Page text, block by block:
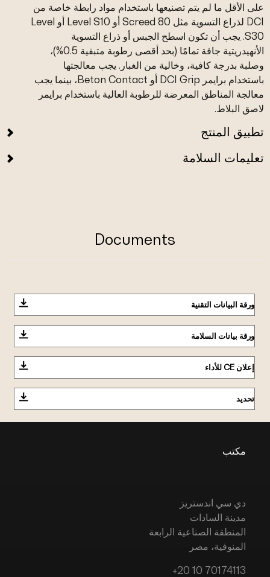
على الأقل ما لم يتم تصنيعها باستخدام مواد رابطة خاصة من
DCI لذراع التسوية مثل Screed 80 أو Level S10 أو Level
S30. يجب أن تكون اسطح الجبس أو ذراع التسوية
الأنهيدريتية جافة تمامًا (بحد أقصى رطوبة متبقية 0.5%)،
وصلبة بدرجة كافية، وخالية من الغبار. يجب معالجتها
باستخدام برايمر DCI Grip أو Beton Contact، بينما يجب
معالجة المناطق المعرضة للرطوبة العالية باستخدام برايمر
لاصق البلاط.
تطبيق المنتج
تعليمات السلامة
Documents
ورقة البيانات التقنية
ورقة بيانات السلامة
إعلان CE للأداء
تحديد
مكتب
دي سي اندستريز
مدينة السادات
المنطقة الصناعية الرابعة
المنوفية، مصر
+20 10 70174113